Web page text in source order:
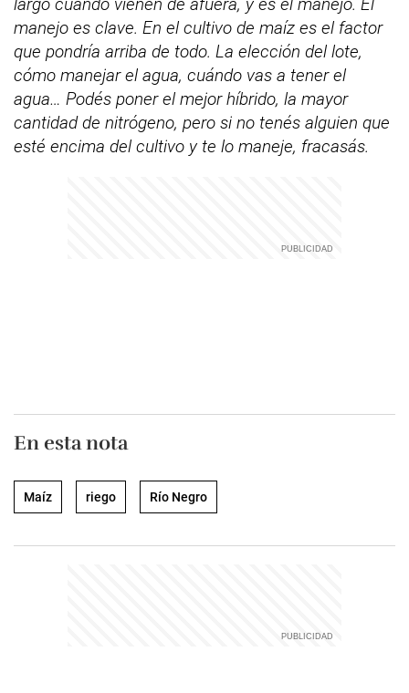
manejo es clave. En el cultivo de maíz es el factor
que pondría arriba de todo. La elección del lote,
cómo manejar el agua, cuándo vas a tener el
agua… Podés poner el mejor híbrido, la mayor
cantidad de nitrógeno, pero si no tenés alguien que
esté encima del cultivo y te lo maneje, fracasás.
En esta nota
Maíz riego Río Negro